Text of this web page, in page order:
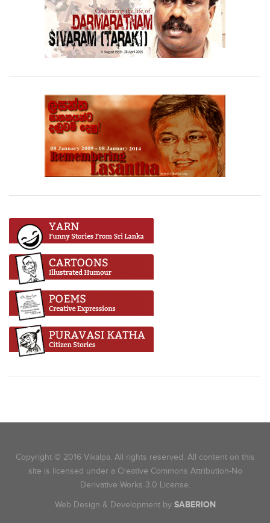
Copyright © 2016 Vikalpa. All rights reserved. All content on this
site is licensed under a Creative Commons Attribution-No
Derivative Works 3.0 License.
Web Design & Development by SABERION